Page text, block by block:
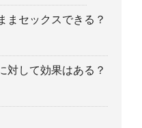
セックスできる？
して効果はある？